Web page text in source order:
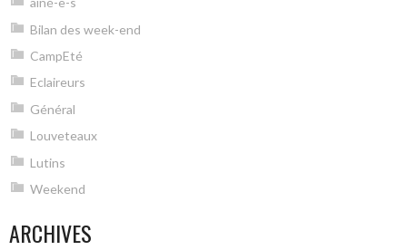
Bilan des week-end
CampEté
Eclaireurs
Général
Louveteaux
Lutins
Weekend
ARCHIVES